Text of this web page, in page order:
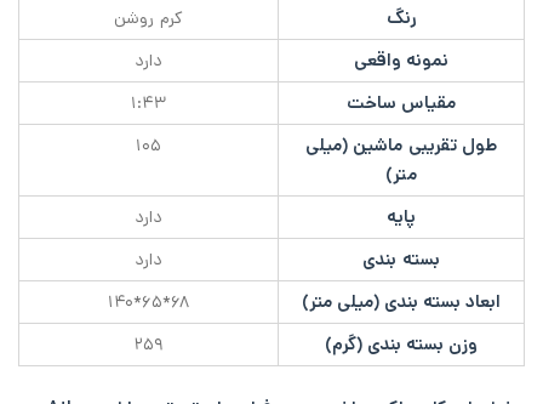
رنگ کرم روشن
نمونه واقعی دارد
مقیاس ساخت ۱:۴۳
طول تقریبی ماشین (میلی
متر)
۱۰۵
پایه دارد
بسته بندی دارد
ابعاد بسته بندی (میلی متر) ۶۸*۶۵*۱۴۰
وزن بسته بندی (گرم) ۲۵۹